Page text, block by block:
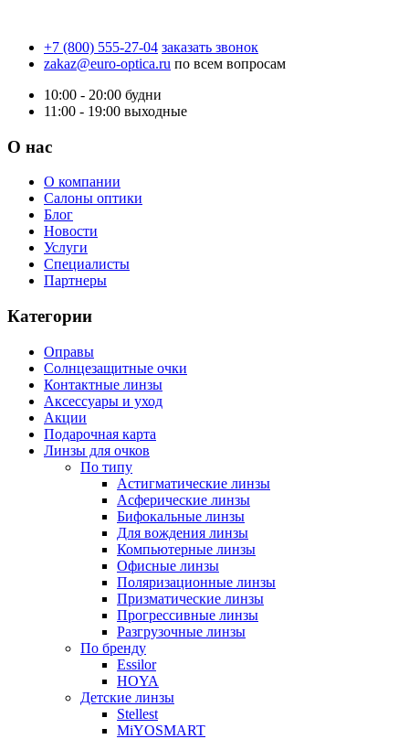
+7 (800) 555-27-04 заказать звонок
zakaz@euro-optica.ru по всем вопросам
10:00 - 20:00 будни
11:00 - 19:00 выходные
О нас
О компании
Салоны оптики
Блог
Новости
Услуги
Специалисты
Партнеры
Категории
Оправы
Солнцезащитные очки
Контактные линзы
Аксессуары и уход
Акции
Подарочная карта
Линзы для очков
По типу
Астигматические линзы
Асферические линзы
Бифокальные линзы
Для вождения линзы
Компьютерные линзы
Офисные линзы
Поляризационные линзы
Призматические линзы
Прогрессивные линзы
Разгрузочные линзы
По бренду
Essilor
HOYA
Детские линзы
Stellest
MiYOSMART